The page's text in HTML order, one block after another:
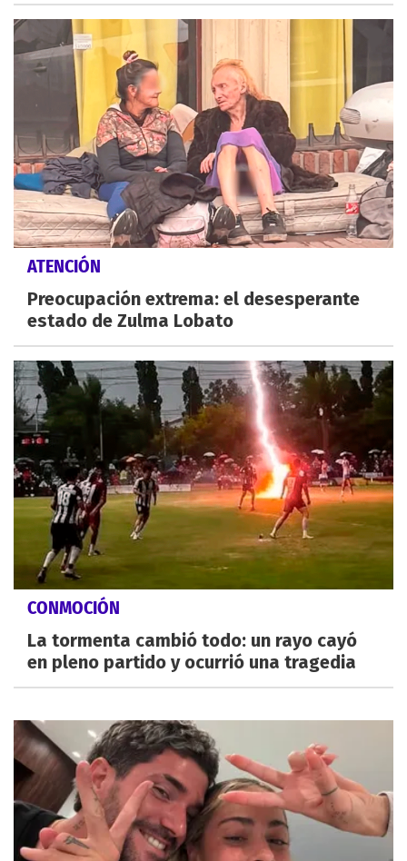
ATENCIÓN
Preocupación extrema: el desesperante
estado de Zulma Lobato
CONMOCIÓN
La tormenta cambió todo: un rayo cayó
en pleno partido y ocurrió una tragedia